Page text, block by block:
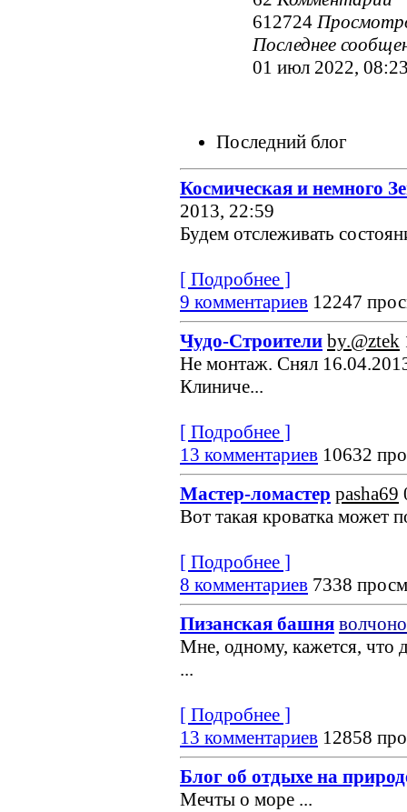
612724
Последнее
01 июл 2022,
Последний блог
Космическая и немного
2013, 22:59
Будем отслеживать
[ Подробнее ]
9 комментариев 12247
Чудо-Строители by.@ztek
Не монтаж. Снял
Клиниче...
[ Подробнее ]
13 комментариев 10632
Мастер-ломастер pasha69
Вот такая кроватка может
[ Подробнее ]
8 комментариев 7338
Пизанская башня
Мне, одному, кажется, что
...
[ Подробнее ]
13 комментариев 12858
Блог об отдыхе на
Мечты о море ...